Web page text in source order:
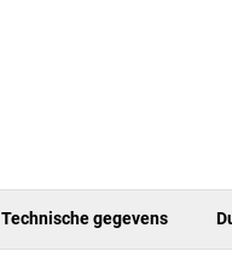
Technische gegevens